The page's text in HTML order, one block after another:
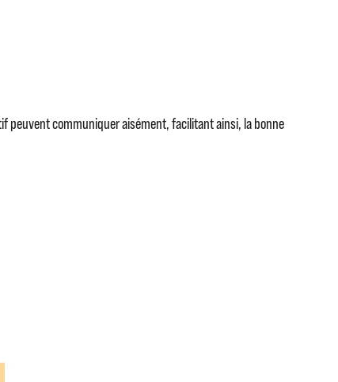
peuvent communiquer aisément, facilitant ainsi, la bonne